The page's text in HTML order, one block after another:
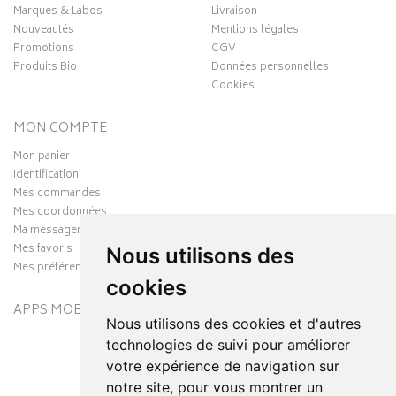
Nous utilisons des
cookies
Nous utilisons des cookies et d'autres
technologies de suivi pour améliorer
votre expérience de navigation sur
notre site, pour vous montrer un
Marques & Labos
Nouveautés
Promotions
Produits Bio
Livraison
Mentions légales
CGV
Données personnelles
Cookies
MON COMPTE
Mon panier
Identification
Mes commandes
Mes coordonnées
Ma messagerie
Mes favoris
Mes préférences Cookies
APPS MOBILES